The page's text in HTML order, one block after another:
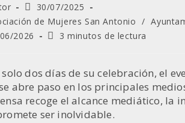
Publicación
de
entrada:
30/07/2025
de Mujeres San Antonio /
2026
Tiempo
3 minutos de lectura
dos días de su celebración, el
abre paso en los principales
recoge el alcance mediático, la
ser inolvidable.